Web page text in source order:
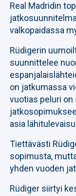
Real Madridin
valkopaidassa
Rüdigerin
suunnittelee
on jatkumassa
vuotias peluri on
asia
Tiettävästi
sopimusta,
yhden vuoden
Rüdiger siirtyi